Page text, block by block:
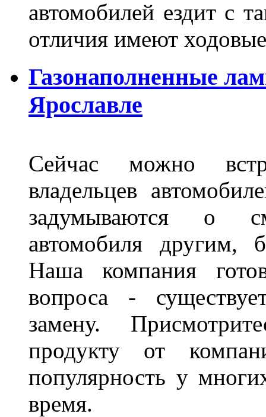
автомобилей ездит с
отличия имеют
Газонаполненные
Ярославле
Сейчас можно
владельцев
задумываются о
автомобиля другим,
Наша компания
вопроса -
замену.
продукту от
популярность у
время.